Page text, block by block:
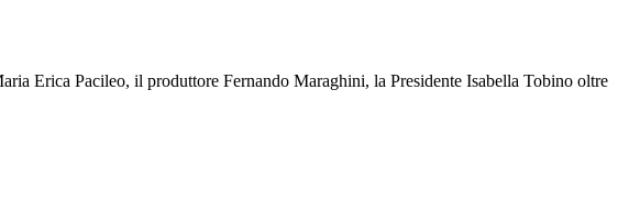
Erica Pacileo, il produttore Fernando Maraghini, la Presidente Isabella Tobino oltre